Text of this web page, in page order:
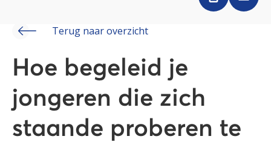
Terug naar overzicht
Hoe begeleid je
jongeren die zich
staande proberen te